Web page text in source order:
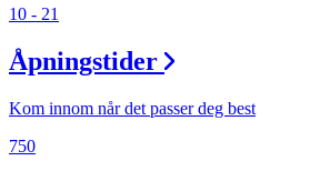
10 - 21
Åpningstider
Kom innom når det passer deg best
750